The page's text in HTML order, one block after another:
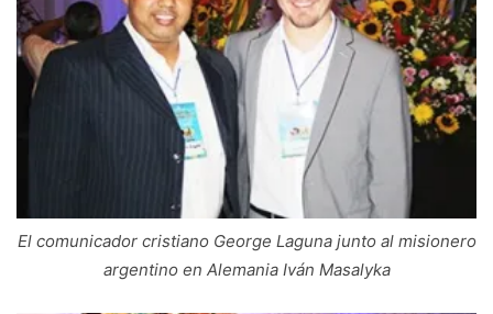
El comunicador cristiano George Laguna junto al misionero
argentino en Alemania Iván Masalyka